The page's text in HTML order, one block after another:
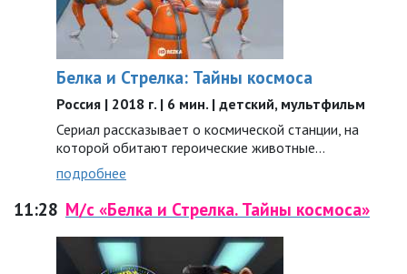
Белка и Стрелка: Тайны космоса
Россия | 2018 г. | 6 мин. | детский, мультфильм
Сериал рассказывает о космической станции, на
которой обитают героические животные…
подробнее
11:28 М/с «Белка и Стрелка. Тайны космоса»